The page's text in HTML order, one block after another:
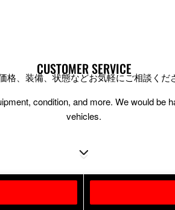
CUSTOMER SERVICE
格、装備、状態などお気軽にご相談くだ
condition, and more. We would be
vehicles.